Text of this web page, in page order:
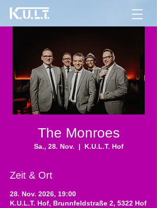
The Monroes
Sa., 28. Nov.
  |
K.U.L.T. Hof
Zeit & Ort
28. Nov. 2026, 19:00
K.U.L.T. Hof, Brunnfeldstraße 2, 5322 Hof